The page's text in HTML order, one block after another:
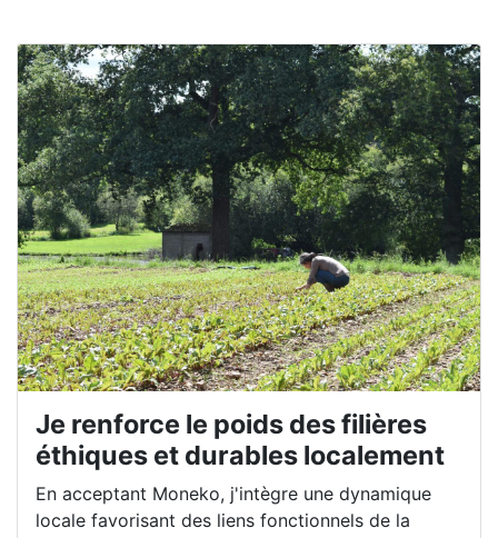
Je renforce le poids des filières
éthiques et durables localement
En acceptant Moneko, j'intègre une dynamique
locale favorisant des liens fonctionnels de la